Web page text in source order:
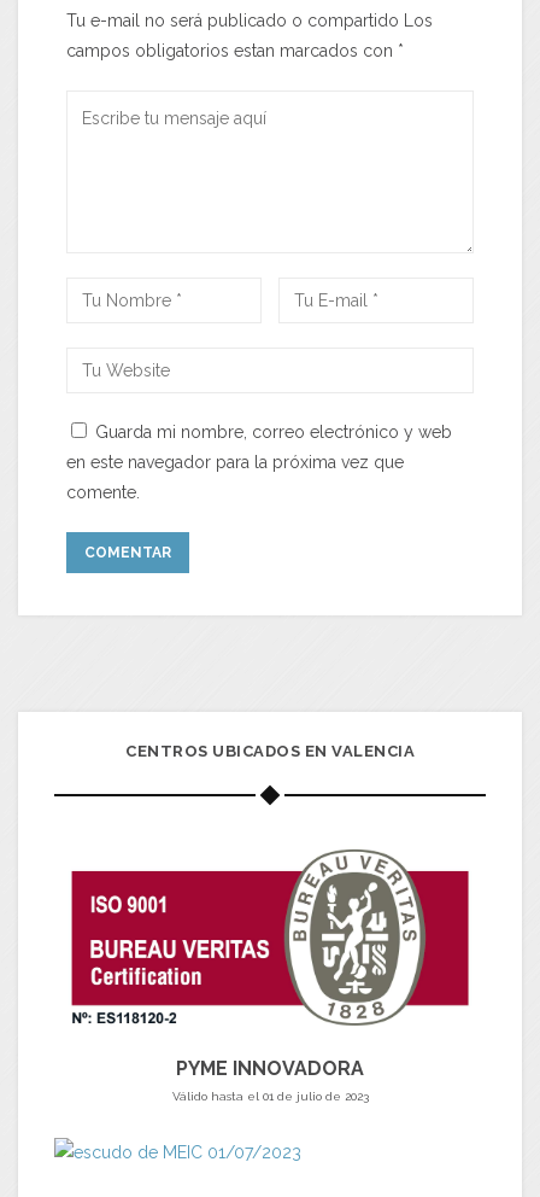
Tu e-mail no será publicado o compartido Los
campos obligatorios estan marcados con *
Guarda mi nombre, correo electrónico y web
en este navegador para la próxima vez que
comente.
CENTROS UBICADOS EN VALENCIA
PYME INNOVADORA
Válido hasta el 01 de julio de 2023